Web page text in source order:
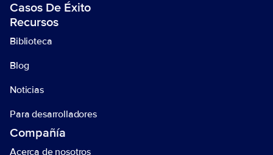
Casos De Éxito
Recursos
Biblioteca
Blog
Noticias
Para desarrolladores
Compañía
Acerca de nosotros